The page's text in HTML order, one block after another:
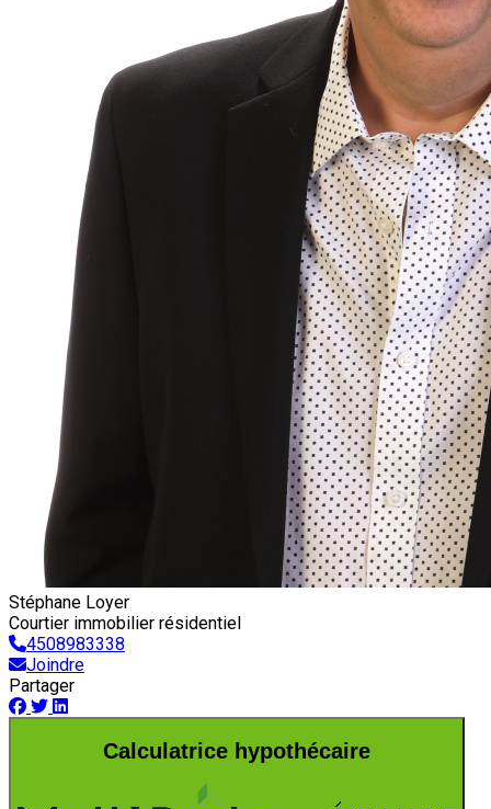
Stéphane Loyer
Courtier immobilier résidentiel
4508983338
Joindre
Partager
Calculatrice hypothécaire